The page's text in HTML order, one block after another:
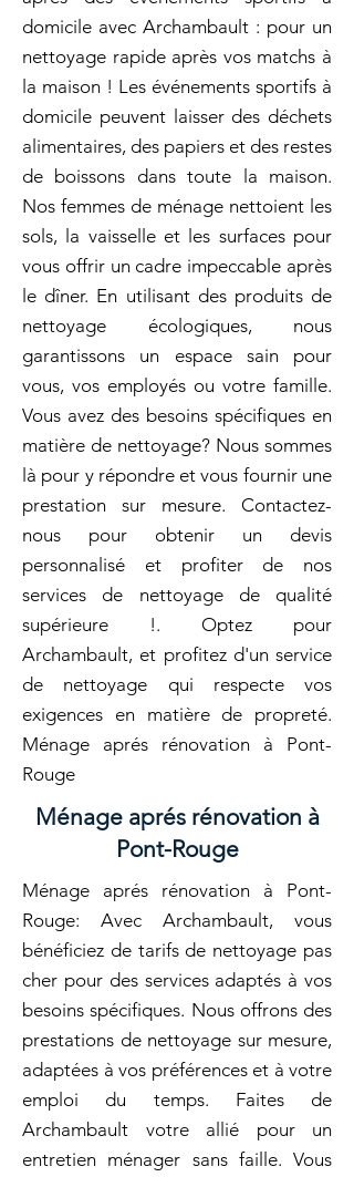
domicile avec Archambault : pour un
nettoyage rapide après vos matchs à
la maison ! Les événements sportifs à
domicile peuvent laisser des déchets
alimentaires, des papiers et des restes
de boissons dans toute la maison.
Nos femmes de ménage nettoient les
sols, la vaisselle et les surfaces pour
vous offrir un cadre impeccable après
le dîner. En utilisant des produits de
nettoyage écologiques, nous
garantissons un espace sain pour
vous, vos employés ou votre famille.
Vous avez des besoins spécifiques en
matière de nettoyage? Nous sommes
là pour y répondre et vous fournir une
prestation sur mesure. Contactez-
nous pour obtenir un devis
personnalisé et profiter de nos
services de nettoyage de qualité
supérieure !. Optez pour
Archambault, et profitez d'un service
de nettoyage qui respecte vos
exigences en matière de propreté.
Ménage aprés rénovation à Pont-
Rouge
Ménage aprés rénovation à
Pont-Rouge
Ménage aprés rénovation à Pont-
Rouge: Avec Archambault, vous
bénéficiez de tarifs de nettoyage pas
cher pour des services adaptés à vos
besoins spécifiques. Nous offrons des
prestations de nettoyage sur mesure,
adaptées à vos préférences et à votre
emploi du temps. Faites de
Archambault votre allié pour un
entretien ménager sans faille. Vous